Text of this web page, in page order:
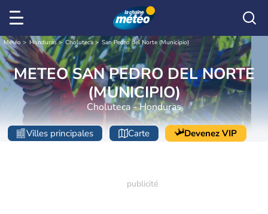
Météo Honduras Choluteca San Pedro del Norte (Municipio)
METEO SAN PEDRO DEL NORTE
(MUNICIPIO)
Choluteca - Honduras
Villes principales Carte Devenez VIP